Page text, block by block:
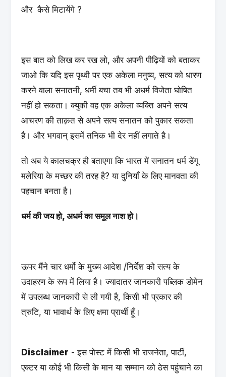
और कैसे मिटायेंगे ?
इस बात को लिख कर रख लो, और अपनी पीढ़ियों को बताकर
जाओ कि यदि इस पृथ्वी पर एक अकेला मनुष्य, सत्य को धारण
करने वाला सनातनी, धर्मी बचा तब भी अधर्म विजेता घोषित
नहीं हो सकता। क्युकी वह एक अकेला व्यक्ति अपने सत्य
आचरण की ताक़त से अपने सत्य सनातन को पुकार सकता
है। और भगवान् इसमें तनिक भी देर नहीं लगाते है।
तो अब ये कालचक्र ही बताएगा कि भारत में सनातन धर्म डेंगू
मलेरिया के मच्छर की तरह है? या दुनियाँ के लिए मानवता की
पहचान बनता है।
धर्म की जय हो, अधर्म का समूल नाश हो।
ऊपर मैंने चार धर्मो के मुख्य आदेश /निर्देश को सत्य के
उदाहरण के रूप में लिया है। ज्यादातर जानकारी पब्लिक डोमेन
में उपलब्ध जानकारी से ली गयी है, किसी भी प्रकार की
त्रुटि, या भावार्थ के लिए क्षमा प्रार्थी हूँ।
Disclaimer - इस पोस्ट में किसी भी राजनेता, पार्टी,
एक्टर या कोई भी किसी के मान या सम्मान को ठेस पहुंचाने का